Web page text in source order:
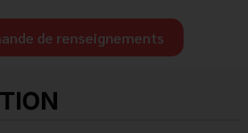
de renseignements